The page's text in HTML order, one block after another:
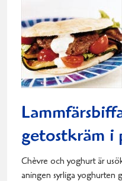
getostkräm i
Chèvre och yoghurt är
aningen syrliga yoghurten